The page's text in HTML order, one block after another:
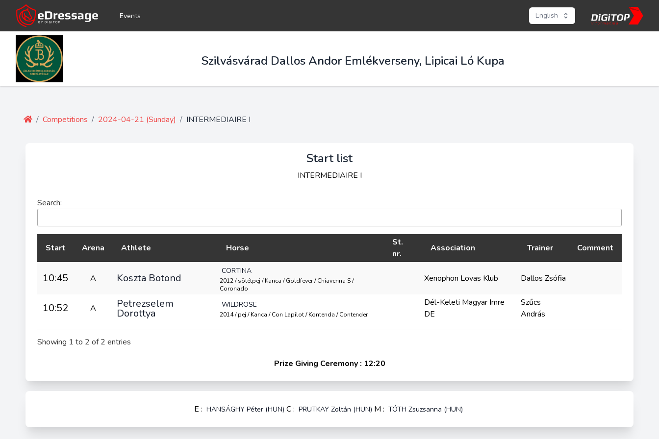
Events English
Szilvásvárad Dallos Andor Emlékverseny, Lipicai Ló Kupa
/ Competitions / 2024-04-21 (Sunday) / INTERMEDIAIRE I
Start list
INTERMEDIAIRE I
Search:
Start Arena Athlete Horse
St.
nr.
Association Trainer Comment
10:45 A Koszta Botond
CORTINA
2012 / sötétpej / Kanca / Goldfever / Chiavenna S /
Coronado
Xenophon Lovas Klub Dallos Zsófia
10:52 A Petrezselem
Dorottya
WILDROSE
2014 / pej / Kanca / Con Lapilot / Kontenda / Contender
Dél-Keleti Magyar Imre
DE
Szűcs
András
Showing 1 to 2 of 2 entries
Prize Giving Ceremony : 12:20
E : HANSÁGHY Péter (HUN) C : PRUTKAY Zoltán (HUN) M : TÓTH Zsuzsanna (HUN)